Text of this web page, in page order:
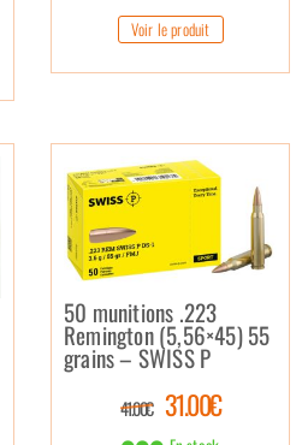
Voir le produit
50 munitions .223
Remington (5,56×45) 55
grains – SWISS P
41.00€ 31.00€